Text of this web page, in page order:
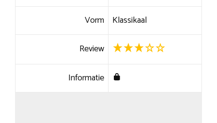
Vorm Klassikaal
Review
Informatie